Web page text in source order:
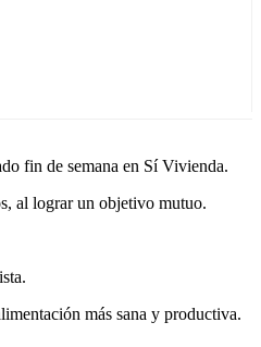
fin de semana en Sí Vivienda.
al lograr un objetivo mutuo.
más sana y productiva.